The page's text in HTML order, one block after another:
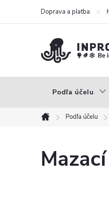
Doprava a platba
Podľa účelu
Domov
Podľa účelu